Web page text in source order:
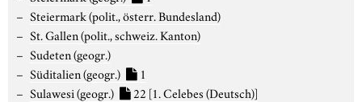
Steiermark (polit., österr. Bundesland)
St. Gallen (polit., schweiz. Kanton)
Sudeten (geogr.)
Süditalien (geogr.)
1
Sulawesi (geogr.)
22 [1. Celebes (Deutsch)]